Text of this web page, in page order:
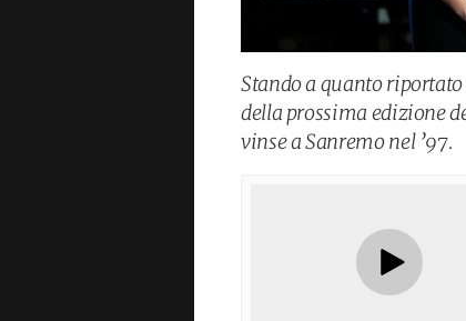
Stando a quanto
della prossima edizione
vinse a Sanremo nel ’97.